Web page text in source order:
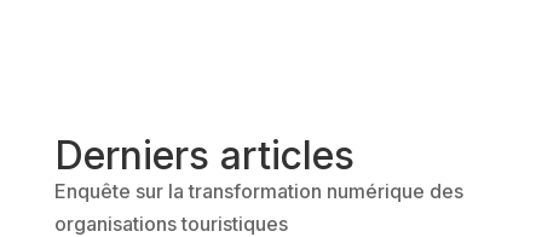
r
n
Derniers articles
Enquête sur la transformation numérique des
organisations touristiques